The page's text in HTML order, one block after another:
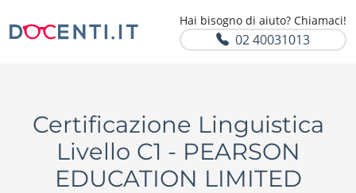
Hai bisogno di aiuto? Chiamaci!
02 40031013
Certificazione Linguistica
Livello C1 - PEARSON
EDUCATION LIMITED